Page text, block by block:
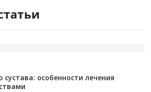
сустава: особенности лечения